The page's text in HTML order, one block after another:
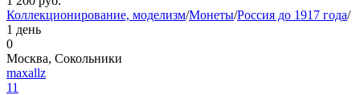
Коллекционирование, моделизм/Монеты/Россия до 1917 года/
1 день
0
Москва, Сокольники
maxallz
11